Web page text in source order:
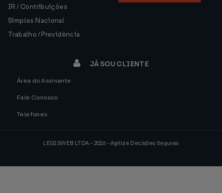
IR / Contribuições
Simples Nacional
Trabalho / Previdência
JÁ SOU CLIENTE
Área do Assinante
Fale Conosco
Telefones
LEGISWEB LTDA - 2026 - Agilize Decisões Seguras